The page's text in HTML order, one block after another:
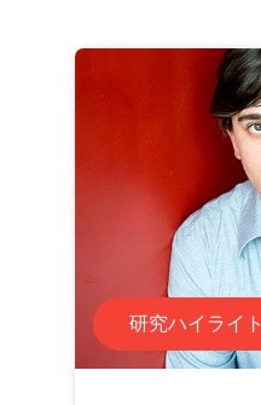
研究ハイライト